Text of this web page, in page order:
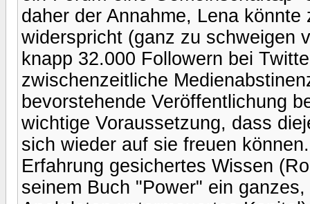
daher der Annahme, Lena
widerspricht (ganz zu schweigen
knapp 32.000 Followern bei
zwischenzeitliche
bevorstehende Veröffentlichung
wichtige Voraussetzung, dass
sich wieder auf sie freuen
Erfahrung gesichertes Wissen
seinem Buch "Power" ein